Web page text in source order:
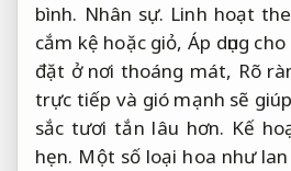
bình. Nhân sự. Linh hoạt
cắm kệ hoặc giỏ, Áp dụng
đặt ở nơi thoáng mát, Rõ
trực tiếp và gió mạnh sẽ
sắc tươi tắn lâu hơn. Kế
hẹn. Một số loại hoa như